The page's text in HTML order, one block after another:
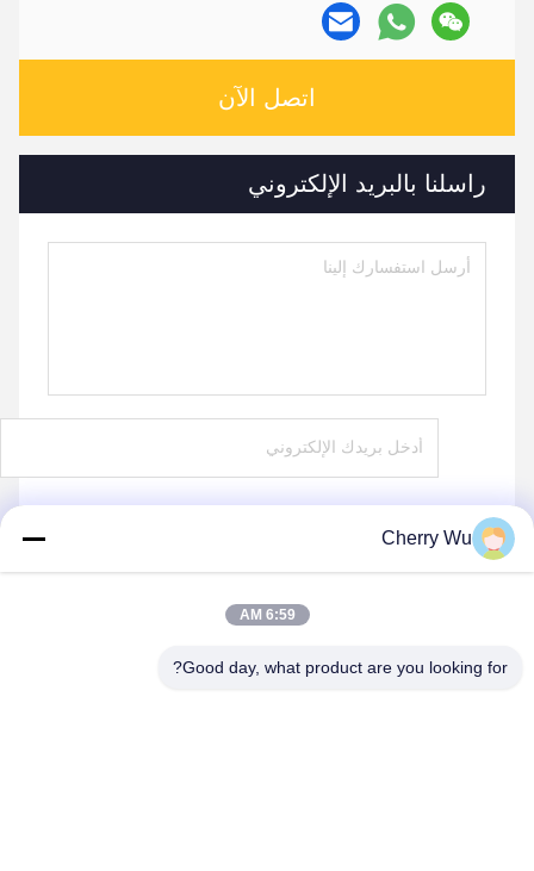
اتصل الآن
راسلنا بالبريد الإلكتروني
Cherry Wu
6:59 AM
Good day, what product are you looking for?